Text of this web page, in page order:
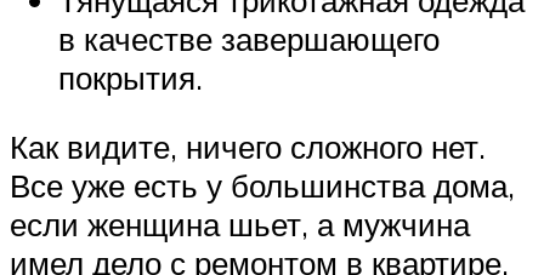
в качестве завершающего
покрытия.
Как видите, ничего сложного нет.
Все уже есть у большинства дома,
если женщина шьет, а мужчина
имел дело с ремонтом в квартире.